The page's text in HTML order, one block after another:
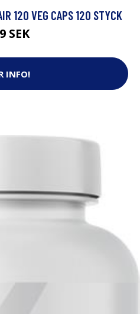
120 VEG CAPS 120 STYCK
SEK
INFO!